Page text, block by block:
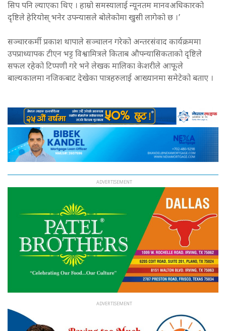
सिप पनि ल्याएका थिए । हाम्रो समस्यालाई न्यूनतम मानवअधिकारको
दृष्टिले हेरियोस् भनेर उपन्यासले बोलेकोमा खुसी लागेको छ ।’
सञ्चारकर्मी प्रकाश थापाले सञ्चालन गरेको अन्तरसंवाद कार्यक्रममा
उपप्राध्यापक टीएन भट्ट विश्वामित्रले किताब औपन्यासिकताको दृष्टिले
सफल रहेको टिप्पणी गरे भने लेखक मालिका केशरीले आफूले
बाल्यकालमा नजिकबाट देखेका पात्रहरुलाई आख्यानमा समेटेको बताए ।